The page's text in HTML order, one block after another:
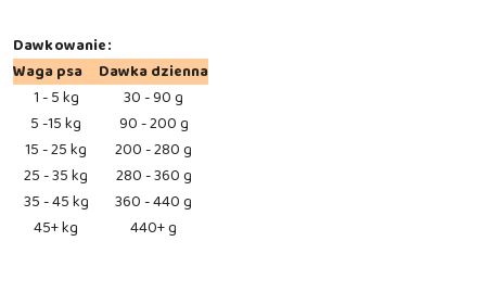
Dawkowanie:
Waga psa Dawka dzienna
1 - 5 kg
30 - 90 g
5 -15 kg
90 - 200 g
15 - 25 kg
200 - 280 g
25 - 35 kg
280 - 360 g
35 - 45 kg
360 - 440 g
45+ kg
440+ g